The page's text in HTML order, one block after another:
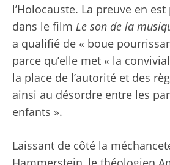
l’Holocauste. La preuve en
dans le film Le son de la
a qualifié de « boue
parce qu’elle met « la
la place de l’autorité et des
ainsi au désordre entre les
enfants ».
Laissant de côté la